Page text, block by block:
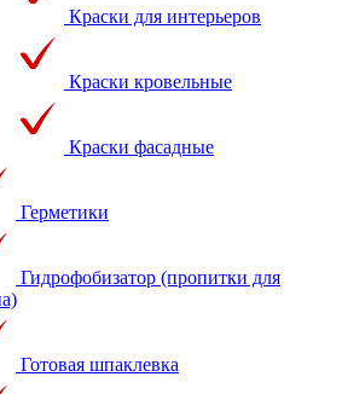
Краски для интерьеров
Краски кровельные
Краски фасадные
Герметики
Гидрофобизатор (пропитки для
Готовая шпаклевка